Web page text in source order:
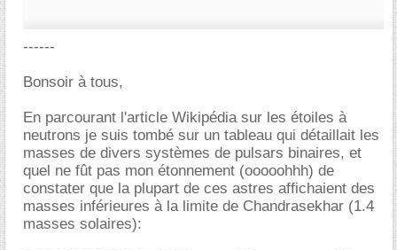
------
Bonsoir à tous,
En parcourant l'article Wikipédia sur les étoiles à
neutrons je suis tombé sur un tableau qui détaillait les
masses de divers systèmes de pulsars binaires, et
quel ne fût pas mon étonnement (ooooohhh) de
constater que la plupart de ces astres affichaient des
masses inférieures à la limite de Chandrasekhar (1.4
masses solaires):